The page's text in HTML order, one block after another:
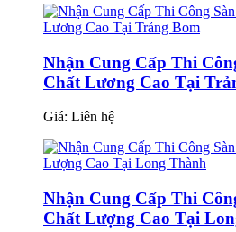
Nhận Cung Cấp Thi
Chất Lương Cao Tại
Giá: Liên hệ
Nhận Cung Cấp Thi
Chất Lượng Cao Tại